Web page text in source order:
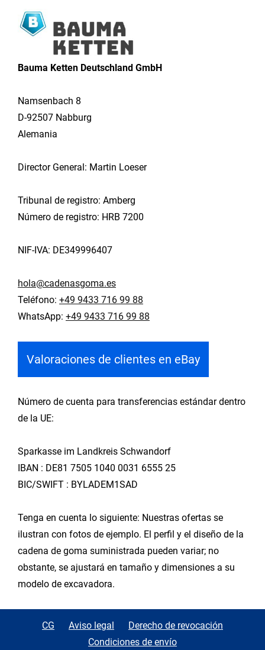
Bauma Ketten Deutschland GmbH
Namsenbach 8
D-92507 Nabburg
Alemania
Director General: Martin Loeser
Tribunal de registro: Amberg
Número de registro: HRB 7200
NIF-IVA: DE349996407
hola@cadenasgoma.es
Teléfono: +49 9433 716 99 88
WhatsApp: +49 9433 716 99 88
Valoraciones de clientes en eBay
Número de cuenta para transferencias estándar dentro
de la UE:
Sparkasse im Landkreis Schwandorf
IBAN : DE81 7505 1040 0031 6555 25
BIC/SWIFT : BYLADEM1SAD
Tenga en cuenta lo siguiente: Nuestras ofertas se
ilustran con fotos de ejemplo. El perfil y el diseño de la
cadena de goma suministrada pueden variar; no
obstante, se ajustará en tamaño y dimensiones a su
modelo de excavadora.
CG Aviso legal
Derecho de revocación
Condiciones de envío